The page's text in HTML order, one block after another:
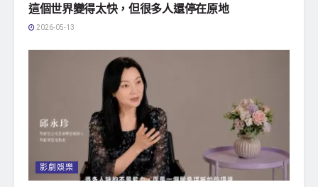
這個世界變得太快，但很多人還停在原地
2026-05-13
影劇娛樂